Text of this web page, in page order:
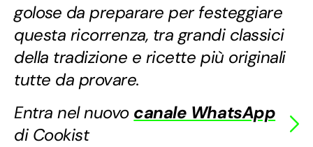
golose da preparare per festeggiare
questa ricorrenza, tra grandi classici
della tradizione e ricette più originali
tutte da provare.
Entra nel nuovo canale WhatsApp
di Cookist